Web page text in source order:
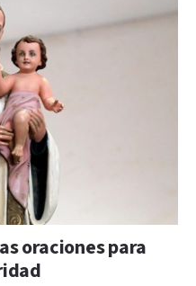
oraciones para